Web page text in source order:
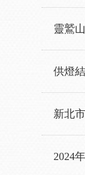
靈鷲
供燈
新北
2024